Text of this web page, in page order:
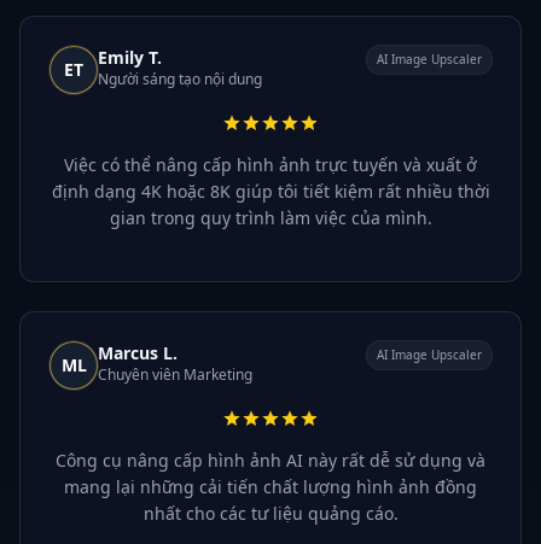
ET
Emily T.
Người sáng tạo nội dung
AI Image Upscaler
Việc có thể nâng cấp hình ảnh trực tuyến và xuất ở
định dạng 4K hoặc 8K giúp tôi tiết kiệm rất nhiều thời
gian trong quy trình làm việc của mình.
ML
Marcus L.
Chuyên viên Marketing
AI Image Upscaler
Công cụ nâng cấp hình ảnh AI này rất dễ sử dụng và
mang lại những cải tiến chất lượng hình ảnh đồng
nhất cho các tư liệu quảng cáo.